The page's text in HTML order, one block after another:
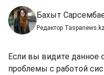
Бахыт
Редактор
Если вы видите данное
проблемы с работой